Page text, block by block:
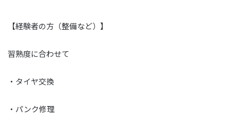
【経験者の方（整備など）】
習熟度に合わせて
・タイヤ交換
・パンク修理